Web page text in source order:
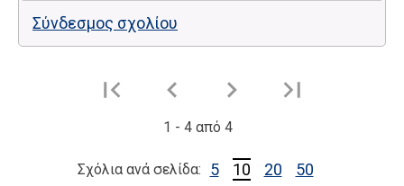
Σύνδεσμος σχολίου
Σχόλια ανά σελίδα: 5 10 20 50
1 - 4από 4